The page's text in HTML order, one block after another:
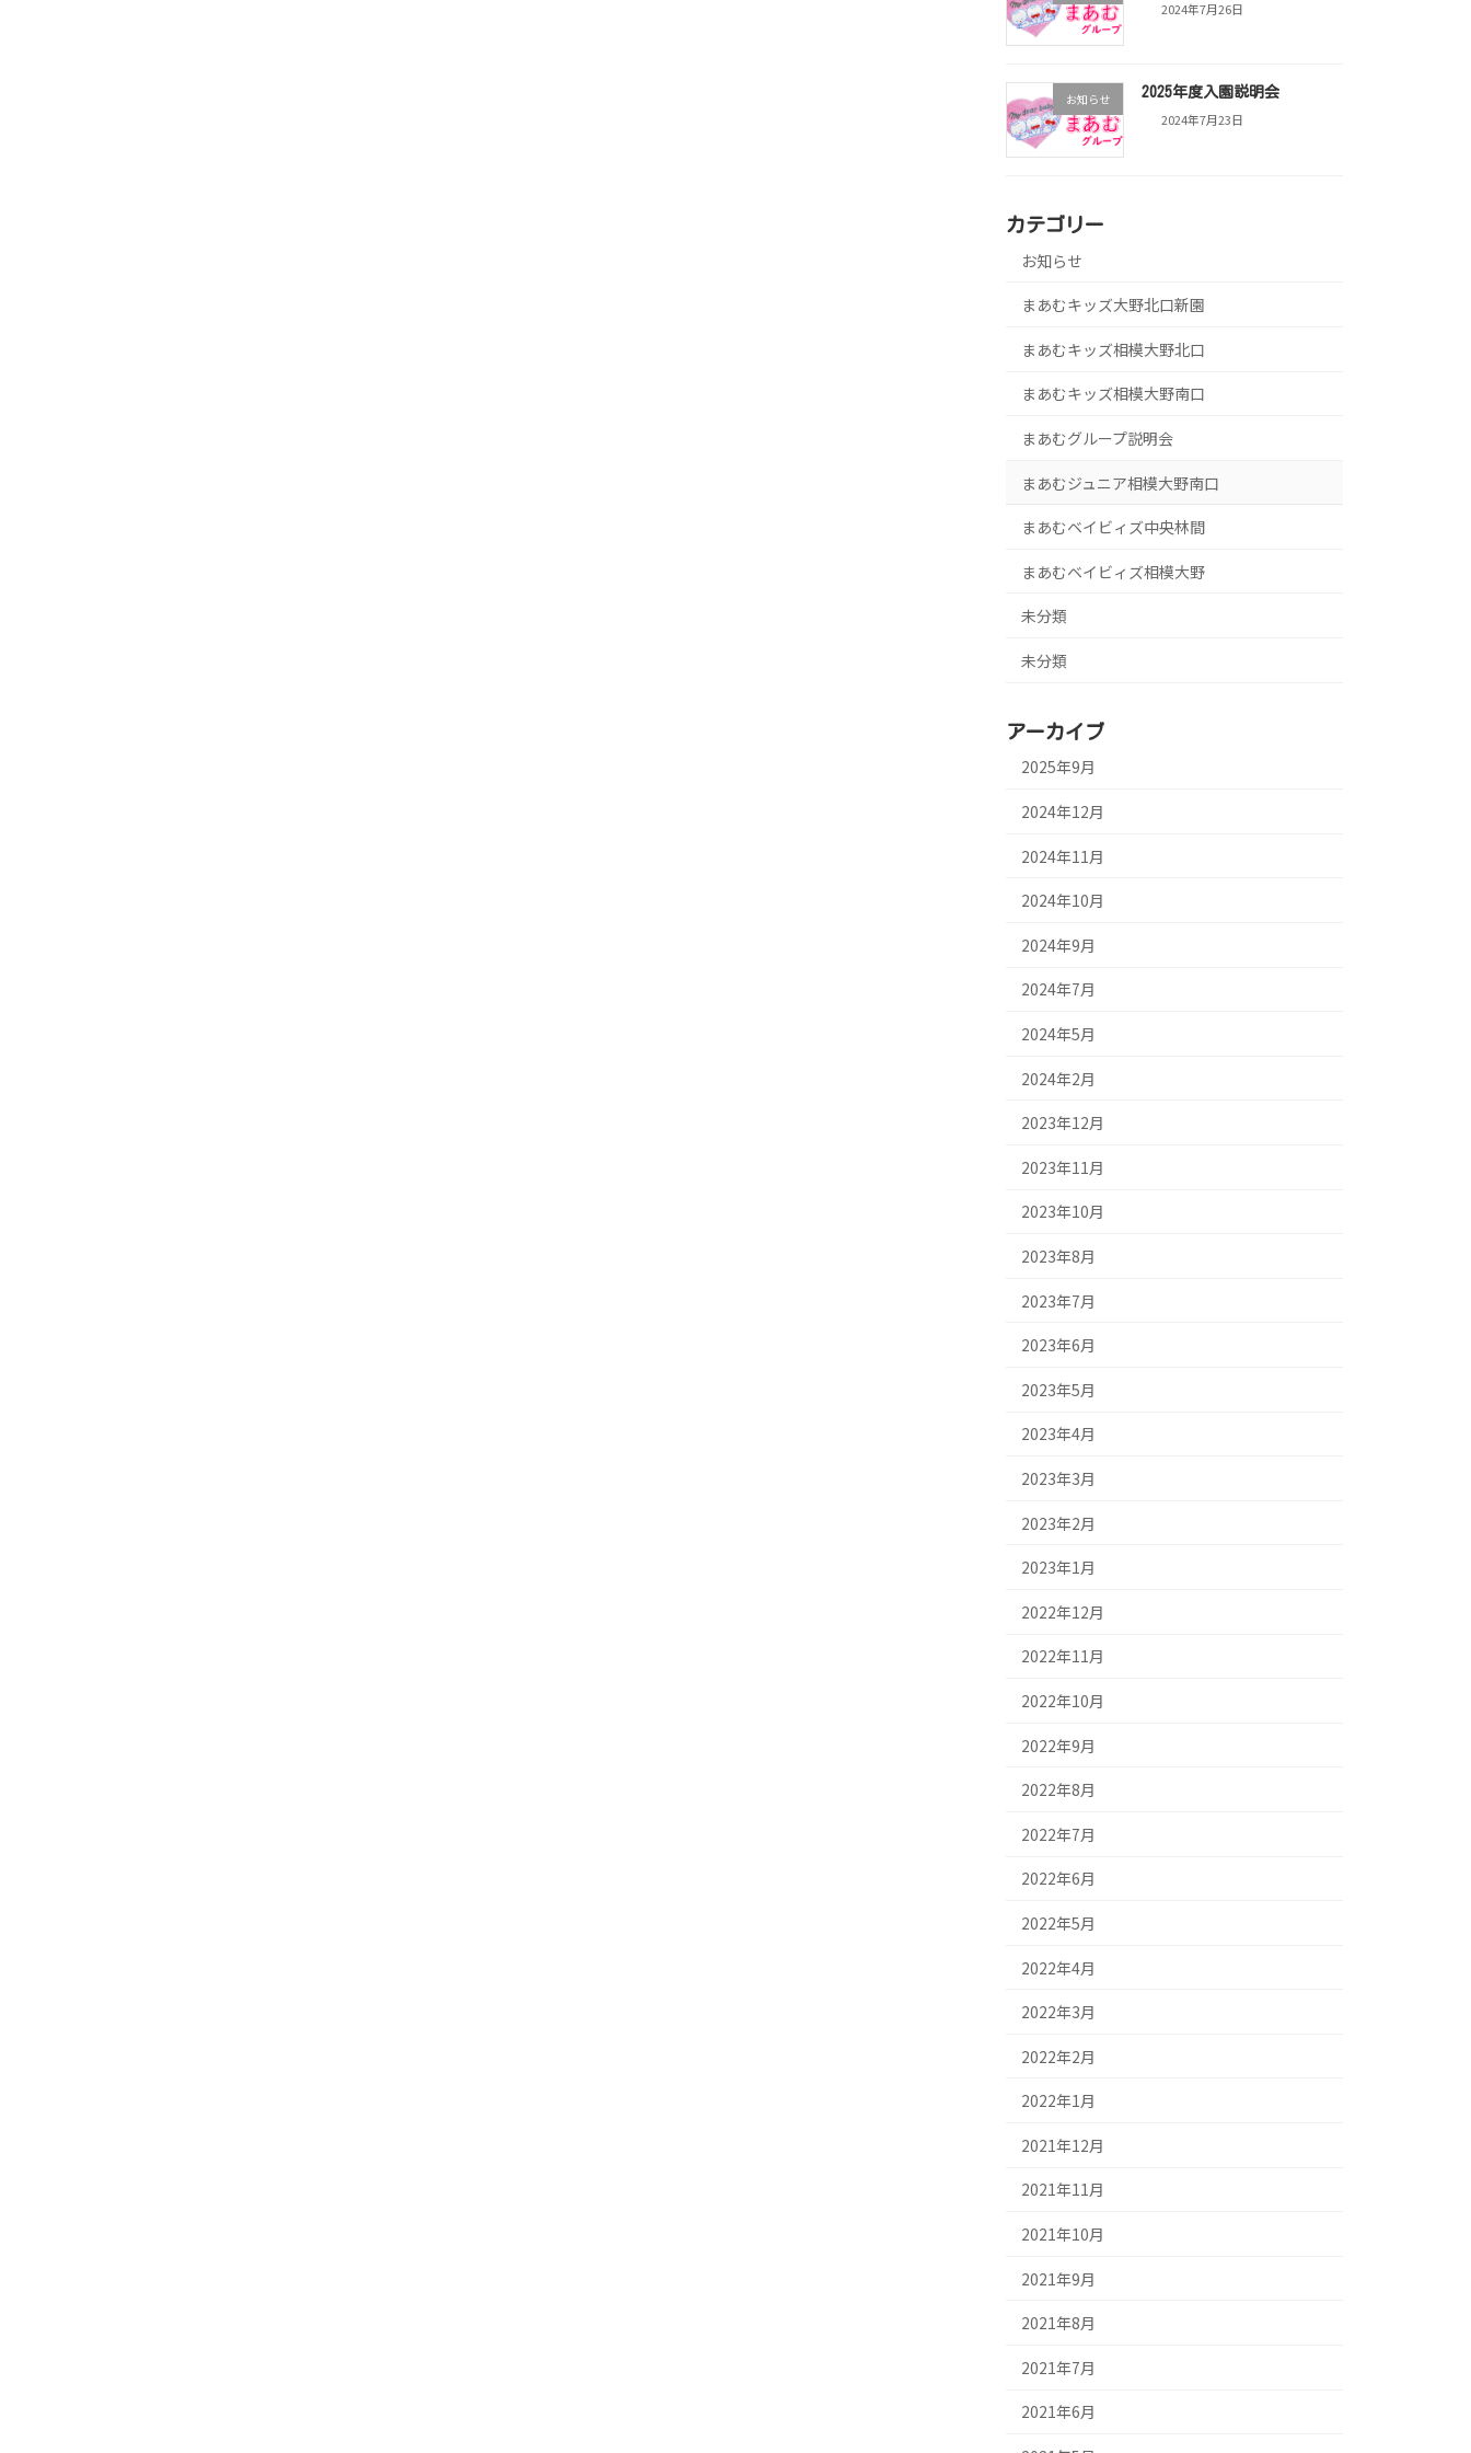
2024年7月26日
お知らせ 2025年度入園説明会
2024年7月23日
カテゴリー
お知らせ
まあむキッズ大野北口新園
まあむキッズ相模大野北口
まあむキッズ相模大野南口
まあむグループ説明会
まあむジュニア相模大野南口
まあむベイビィズ中央林間
まあむベイビィズ相模大野
未分類
未分類
アーカイブ
2025年9月
2024年12月
2024年11月
2024年10月
2024年9月
2024年7月
2024年5月
2024年2月
2023年12月
2023年11月
2023年10月
2023年8月
2023年7月
2023年6月
2023年5月
2023年4月
2023年3月
2023年2月
2023年1月
2022年12月
2022年11月
2022年10月
2022年9月
2022年8月
2022年7月
2022年6月
2022年5月
2022年4月
2022年3月
2022年2月
2022年1月
2021年12月
2021年11月
2021年10月
2021年9月
2021年8月
2021年7月
2021年6月